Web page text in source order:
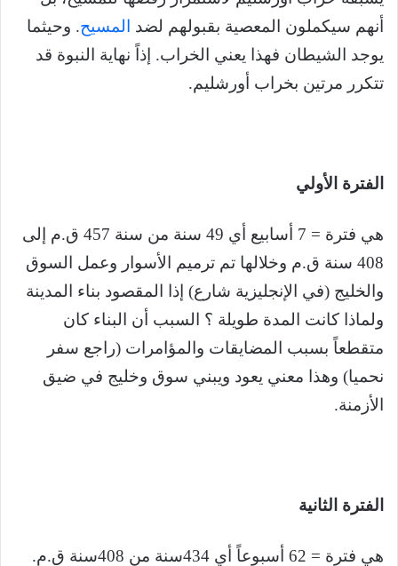
أنهم سيكملون المعصية بقبولهم لضد
المسيح. وحيثما
يوجد الشيطان فهذا يعني الخراب. إذاً نهاية النبوة قد
تتكرر مرتين بخراب أورشليم.
الفترة الأولي
هي فترة = 7 أسابيع أي 49 سنة من سنة 457 ق.م إلى
408 سنة ق.م وخلالها تم ترميم الأسوار وعمل السوق
والخليج (في الإنجليزية شارع) إذا المقصود بناء المدينة
ولماذا كانت المدة طويلة ؟ السبب أن البناء كان
متقطعاً بسبب المضايقات والمؤامرات (راجع سفر
نحميا) وهذا معني يعود ويبني سوق وخليج في ضيق
الأزمنة.
الفترة الثانية
هي فترة = 62 أسبوعاً أي 434سنة من 408سنة ق.م.